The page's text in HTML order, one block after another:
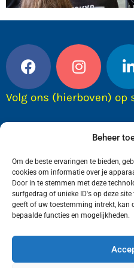
Beheer
Om de beste ervaringen te bieden,
cookies om informatie over je
Door in te stemmen met deze
surfgedrag of unieke ID's op deze
geeft of uw toestemming intrekt, kan
bepaalde functies en mogelijkheden.
Volg ons (hierboven) op
Wij van
in de Gemeente